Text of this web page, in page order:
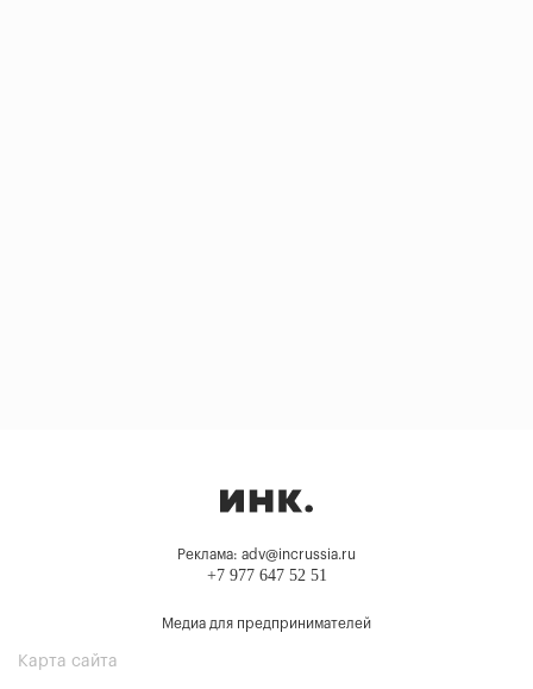
Реклама: adv@incrussia.ru
+7 977 647 52 51
Медиа для предпринимателей
Карта сайта